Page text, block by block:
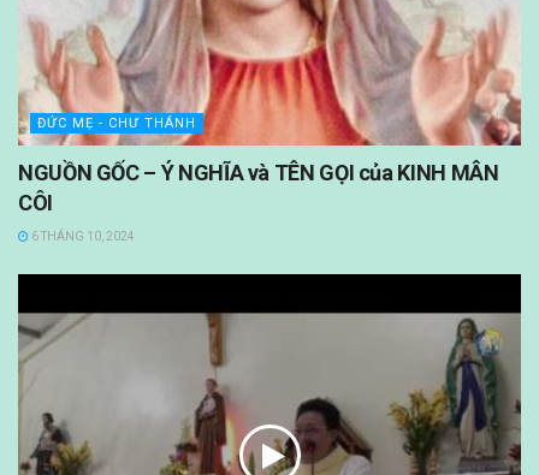
ĐỨC MẸ - CHƯ THÁNH
NGUỒN GỐC – Ý NGHĨA và TÊN GỌI của KINH MÂN
CÔI
6 THÁNG 10, 2024